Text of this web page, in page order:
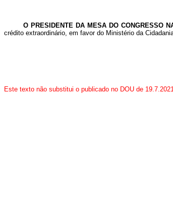
O PRESIDENTE DA MESA DO CONGRESSO
crédito extraordinário, em favor do Ministério da
Este texto não substitui o publicado no DOU de